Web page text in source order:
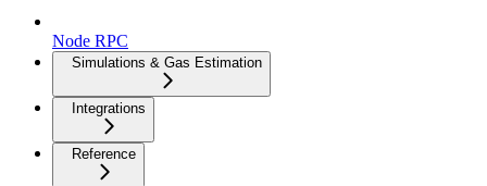
Node RPC
Simulations & Gas Estimation
Integrations
Reference